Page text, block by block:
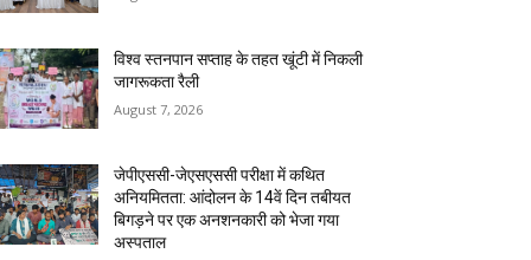
विश्व स्तनपान सप्ताह के तहत खूंटी में निकली
जागरूकता रैली
August 7, 2026
जेपीएससी-जेएसएससी परीक्षा में कथित
अनियमितता: आंदोलन के 14वें दिन तबीयत
बिगड़ने पर एक अनशनकारी को भेजा गया
अस्पताल